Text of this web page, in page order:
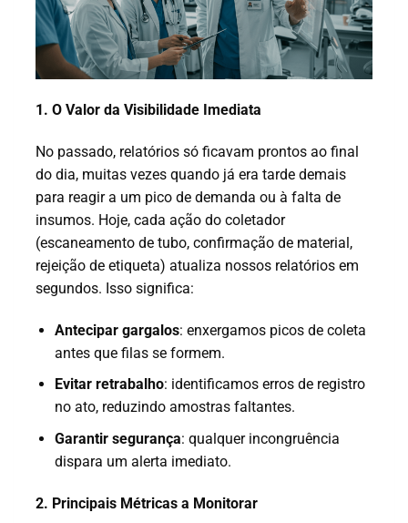
1. O Valor da Visibilidade Imediata
No passado, relatórios só ficavam prontos ao final
do dia, muitas vezes quando já era tarde demais
para reagir a um pico de demanda ou à falta de
insumos. Hoje, cada ação do coletador
(escaneamento de tubo, confirmação de material,
rejeição de etiqueta) atualiza nossos relatórios em
segundos. Isso significa:
Antecipar gargalos: enxergamos picos de coleta
antes que filas se formem.
Evitar retrabalho: identificamos erros de registro
no ato, reduzindo amostras faltantes.
Garantir segurança: qualquer incongruência
dispara um alerta imediato.
2. Principais Métricas a Monitorar